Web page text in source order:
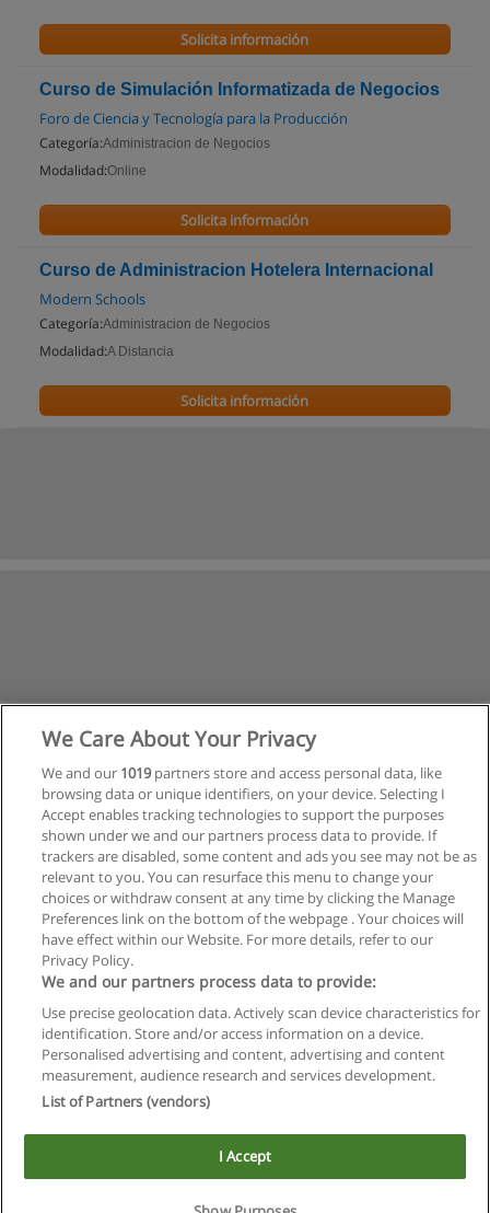
Solicita información
Curso de Simulación Informatizada de Negocios
Foro de Ciencia y Tecnología para la Producción
Categoría:Administracion de Negocios
Modalidad:Online
Solicita información
Curso de Administracion Hotelera Internacional
Modern Schools
Categoría:Administracion de Negocios
Modalidad:A Distancia
Solicita información
Siguiente
Página1de 3
Reglas de uso
Privacidad de datos
Contactar con Educaedu
Copyright © Educaedu Business S.L. - CIF : B-95610580: -
www.educaedu.com.ar
Este sitio utiliza cookies.
Si continua navegando, consideramos que acepta su uso.
We Care About Your Privacy
We and our 1019partners store and access personal data, like
browsing data or unique identifiers, on your device. Selecting I
Accept enables tracking technologies to support the purposes
shown under we and our partners process data to provide. If
trackers are disabled, some content and ads you see may not be as
relevant to you. You can resurface this menu to change your
choices or withdraw consent at any time by clicking the Manage
Preferences link on the bottom of the webpage . Your choices will
have effect within our Website. For more details, refer to our
Privacy Policy.
We and our partners process data to provide:
Use precise geolocation data. Actively scan device characteristics for
identification. Store and/or access information on a device.
Personalised advertising and content, advertising and content
measurement, audience research and services development.
List of Partners (vendors)
I Accept